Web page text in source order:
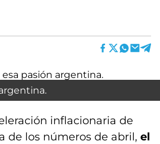
inflacionaria de
de los números de abril, el